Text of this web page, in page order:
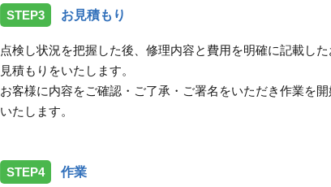
STEP3 お見積もり
点検し状況を把握した後、修理内容と費用を明確に記載した
見積もりをいたします。
お客様に内容をご確認・ご了承・ご署名をいただき作業を開
いたします。
STEP4 作業